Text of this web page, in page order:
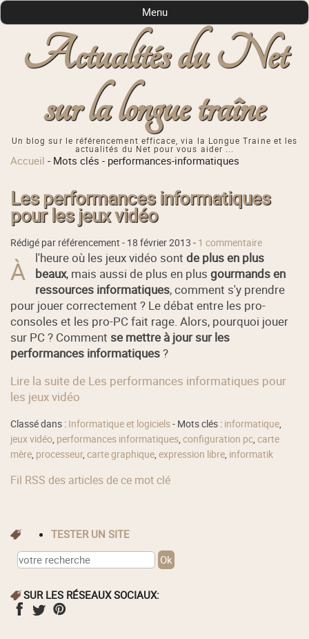
Actualités du Net
sur la longue traîne
Un blog sur le référencement efficace, via la Longue Traine et les
actualités du Net pour vous aider ...
Menu
Accueil - Mots clés - performances-informatiques
Les performances informatiques
pour les jeux vidéo
Rédigé par référencement - 18 février 2013 - 1 commentaire
À l'heure où les jeux vidéo sontde plus en plus
beaux, mais aussi de plus en plusgourmands en
ressources informatiques, comment s'y prendre
pour jouer correctement ? Le débat entre les pro-
consoles et les pro-PC fait rage. Alors, pourquoi jouer
sur PC ? Comment se mettre à jour sur les
performances informatiques?
Lire la suite de Les performances informatiques pour
les jeux vidéo
Classé dans : Informatique et logiciels- Mots clés : informatique,
jeux vidéo, performances informatiques,configuration pc,carte
mère, processeur,carte graphique,expression libre, informatik
Fil RSS des articles de ce mot clé
TESTER UN SITE
SUR LES RÉSEAUX SOCIAUX: